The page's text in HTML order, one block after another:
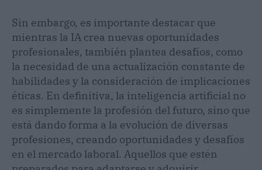
Sin embargo, es importante destacar que
mientras la IA crea nuevas oportunidades
profesionales, también plantea desafíos, como
la necesidad de una actualización constante de
habilidades y la consideración de implicaciones
éticas. En definitiva, la inteligencia artificial no
es simplemente la profesión del futuro, sino que
está dando forma a la evolución de diversas
profesiones, creando oportunidades y desafíos
en el mercado laboral. Aquellos que estén